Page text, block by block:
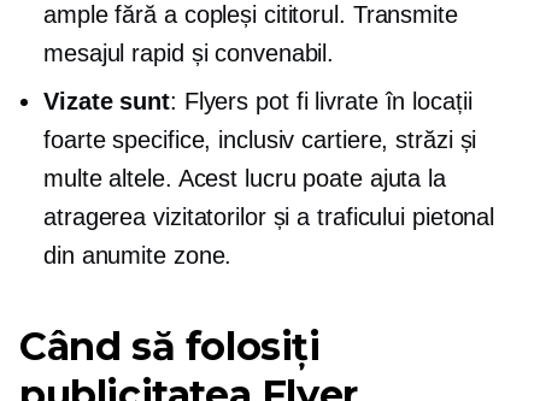
ample fără a copleși cititorul. Transmite
mesajul rapid și convenabil.
Vizate sunt: Flyers pot fi livrate în locații
foarte specifice, inclusiv cartiere, străzi și
multe altele. Acest lucru poate ajuta la
atragerea vizitatorilor și a traficului pietonal
din anumite zone.
Când să folosiți